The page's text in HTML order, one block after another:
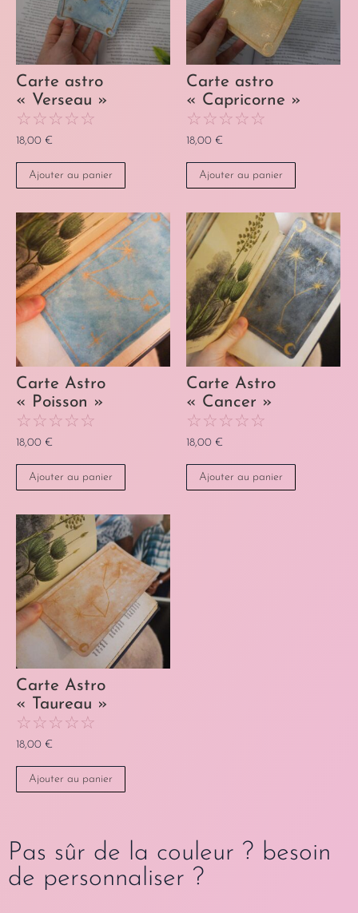
Carte astro
« Verseau »
☆☆☆☆☆
18,00 €
Ajouter au panier
Carte astro
« Capricorne »
☆☆☆☆☆
18,00 €
Ajouter au panier
Carte Astro
« Poisson »
☆☆☆☆☆
18,00 €
Ajouter au panier
Carte Astro
« Cancer »
☆☆☆☆☆
18,00 €
Ajouter au panier
Carte Astro
« Taureau »
☆☆☆☆☆
18,00 €
Ajouter au panier
Pas sûr de la couleur ? besoin
de personnaliser ?